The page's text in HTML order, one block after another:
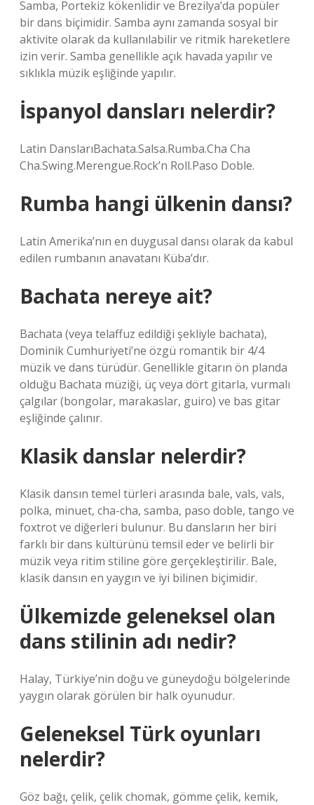
Samba, Portekiz kökenlidir ve Brezilya’da popüler
bir dans biçimidir. Samba aynı zamanda sosyal bir
aktivite olarak da kullanılabilir ve ritmik hareketlere
izin verir. Samba genellikle açık havada yapılır ve
sıklıkla müzik eşliğinde yapılır.
İspanyol dansları nelerdir?
Latin DanslarıBachata.Salsa.Rumba.Cha Cha
Cha.Swing.Merengue.Rock’n Roll.Paso Doble.
Rumba hangi ülkenin dansı?
Latin Amerika’nın en duygusal dansı olarak da kabul
edilen rumbanın anavatanı Küba’dır.
Bachata nereye ait?
Bachata (veya telaffuz edildiği şekliyle bachata),
Dominik Cumhuriyeti’ne özgü romantik bir 4/4
müzik ve dans türüdür. Genellikle gitarın ön planda
olduğu Bachata müziği, üç veya dört gitarla, vurmalı
çalgılar (bongolar, marakaslar, guiro) ve bas gitar
eşliğinde çalınır.
Klasik danslar nelerdir?
Klasik dansın temel türleri arasında bale, vals, vals,
polka, minuet, cha-cha, samba, paso doble, tango ve
foxtrot ve diğerleri bulunur. Bu dansların her biri
farklı bir dans kültürünü temsil eder ve belirli bir
müzik veya ritim stiline göre gerçekleştirilir. Bale,
klasik dansın en yaygın ve iyi bilinen biçimidir.
Ülkemizde geleneksel olan
dans stilinin adı nedir?
Halay, Türkiye’nin doğu ve güneydoğu bölgelerinde
yaygın olarak görülen bir halk oyunudur.
Geleneksel Türk oyunları
nelerdir?
Göz bağı, çelik, çelik chomak, gömme çelik, kemik,